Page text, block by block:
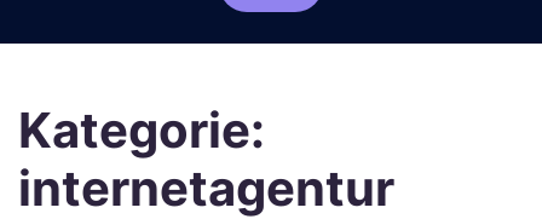
Kategorie:
internetagentur